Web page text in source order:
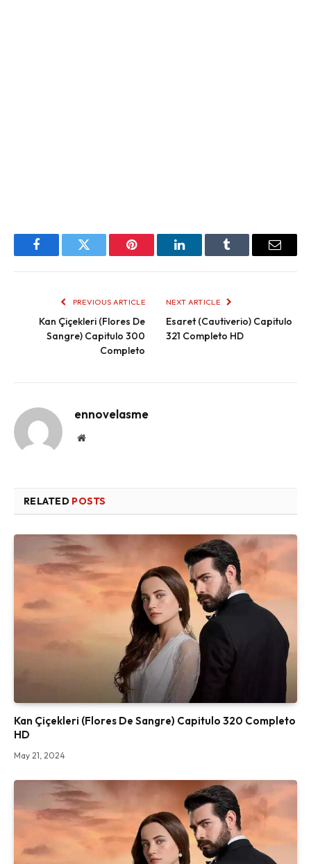
FacebookTwitter Pinterest LinkedInTumblr Email
PREVIOUS ARTICLE
Kan Çiçekleri (Flores De
Sangre) Capitulo 300
Completo
NEXT ARTICLE
Esaret (Cautiverio) Capitulo
321 Completo HD
ennovelasme
Website
RELATED POSTS
Kan Çiçekleri (Flores De Sangre) Capitulo 320 Completo
HD
May 21, 2024